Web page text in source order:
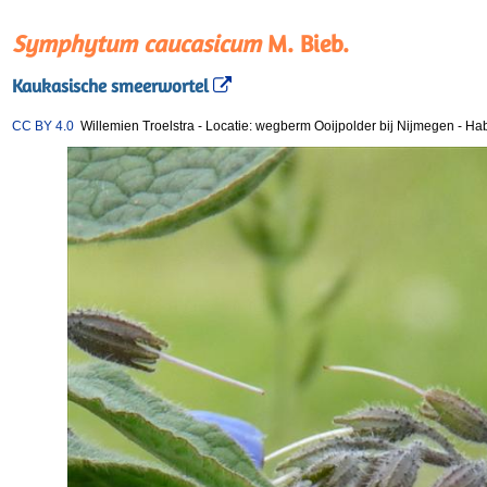
Symphytum caucasicumM. Bieb.
Kaukasische smeerwortel
CC BY 4.0 Willemien Troelstra - Locatie: wegberm Ooijpolder bij Nijmegen -